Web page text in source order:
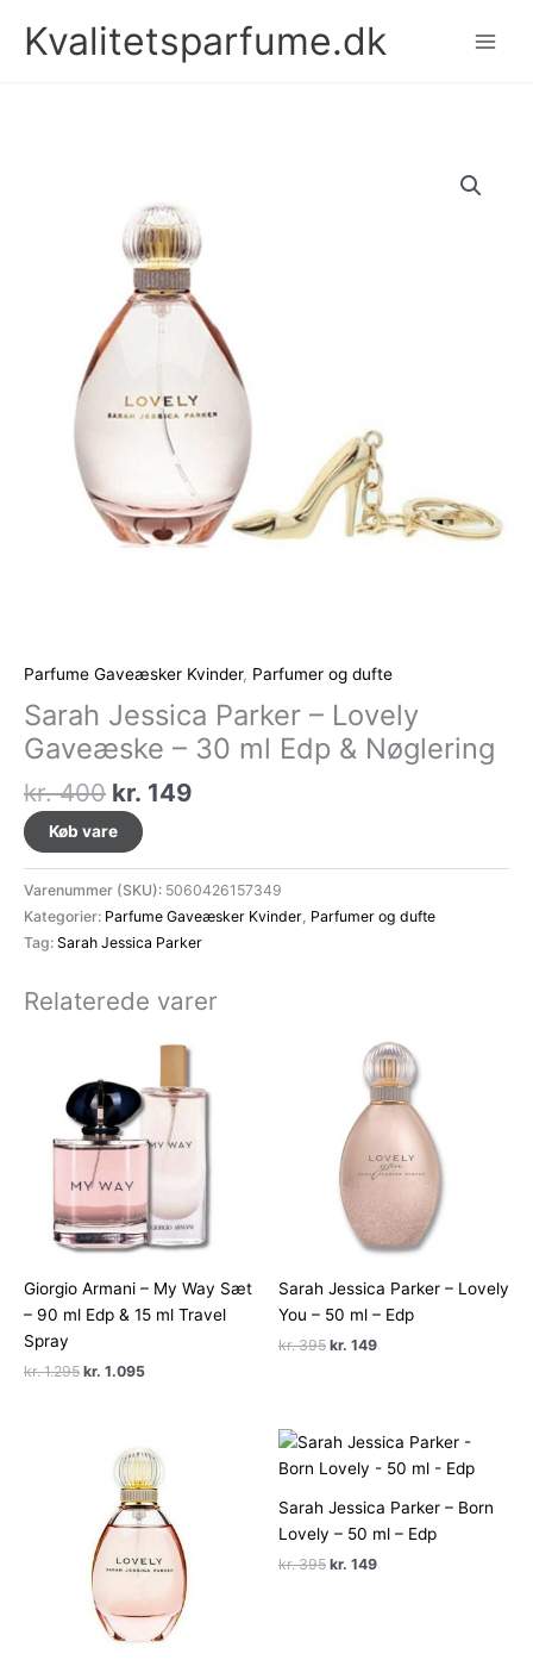
Kvalitetsparfume.dk
Parfume Gaveæsker Kvinder, Parfumer og dufte
Sarah Jessica Parker – Lovely
Gaveæske – 30 ml Edp & Nøglering
kr.400 Den
oprindelige
pris
var:
kr. 400.
kr. 149
er:
kr. 149.
Køb vare
Varenummer (SKU): 5060426157349
Kategorier: Parfume Gaveæsker Kvinder Parfumer og dufte
Tag: Sarah Jessica Parker
Relaterede varer
Giorgio Armani – My Way Sæt
– 90 ml Edp & 15 ml Travel
Spray
kr.1.295 Den
kr. 1.295.
kr. 1.095Den
kr. 1.095.
Sarah Jessica Parker – Lovely
You – 50 ml – Edp
kr.395 Den
kr. 149Den
Sarah Jessica Parker – Born
Lovely – 50 ml – Edp
kr.395 Den
kr. 149Den